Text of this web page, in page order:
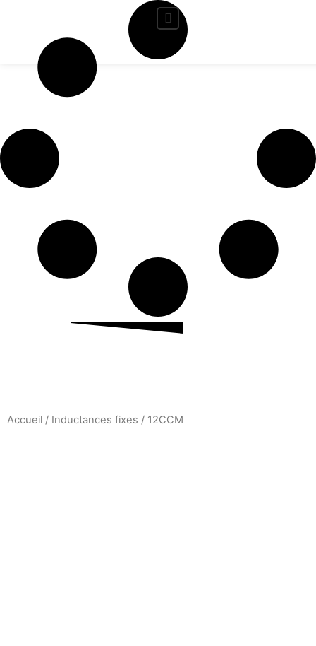
Accueil / Inductances fixes / 12CCM